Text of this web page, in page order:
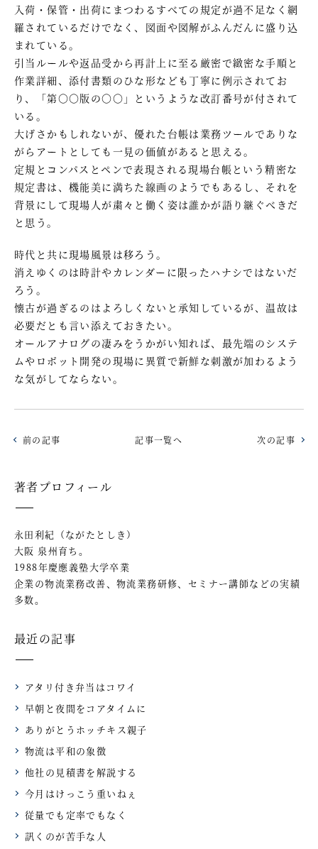
入荷・保管・出荷にまつわるすべての規定が過不足なく網
羅されているだけでなく、図面や図解がふんだんに盛り込
まれている。
引当ルールや返品受から再計上に至る厳密で緻密な手順と
作業詳細、添付書類のひな形なども丁寧に例示されてお
り、「第〇〇版の〇〇」というような改訂番号が付されて
いる。
大げさかもしれないが、優れた台帳は業務ツールでありな
がらアートとしても一見の価値があると思える。
定規とコンパスとペンで表現される現場台帳という精密な
規定書は、機能美に満ちた線画のようでもあるし、それを
背景にして現場人が粛々と働く姿は誰かが語り継ぐべきだ
と思う。
時代と共に現場風景は移ろう。
消えゆくのは時計やカレンダーに限ったハナシではないだ
ろう。
懐古が過ぎるのはよろしくないと承知しているが、温故は
必要だとも言い添えておきたい。
オールアナログの凄みをうかがい知れば、最先端のシステ
ムやロボット開発の現場に異質で新鮮な刺激が加わるよう
な気がしてならない。
前の記事 記事一覧へ 次の記事
著者プロフィール
永田利紀（ながたとしき）
大阪 泉州育ち。
1988年慶應義塾大学卒業
企業の物流業務改善、物流業務研修、セミナー講師などの実績
多数。
最近の記事
アタリ付き弁当はコワイ
早朝と夜間をコアタイムに
ありがとうホッチキス親子
物流は平和の象徴
他社の見積書を解説する
今月はけっこう重いねぇ
従量でも定率でもなく
訊くのが苦手な人